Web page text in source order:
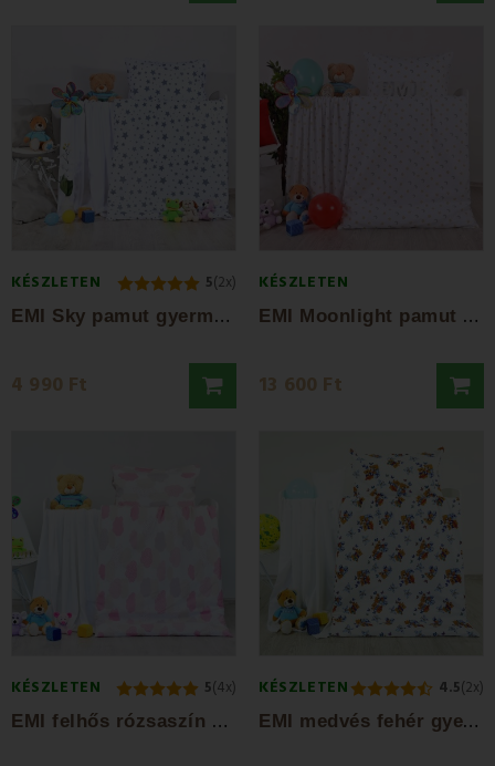
KÉSZLETEN 5(2x)
E
MI Sky pamut gyermek ágyneműhuzat
4 990 Ft
KÉSZLETEN
E
MI Moonlight pamut ágyneműhuzat
13 600 Ft
KÉSZLETEN 5(4x)
E
MI felhős rózsaszín gyerek ágyneműhuzat
KÉSZLETEN 4.5(2x)
E
MI medvés fehér gyerek ágyneműhuzat